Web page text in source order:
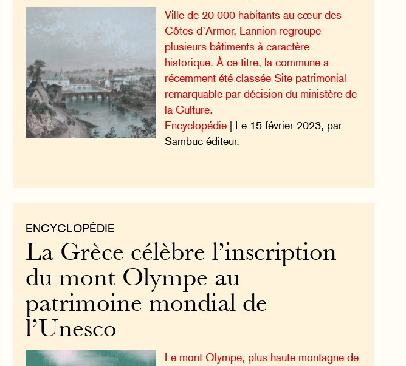
Ville de 20 000 habitants au cœur des
Côtes-d’Armor, Lannion regroupe
plusieurs bâtiments à caractère
historique. À ce titre, la commune a
récemment été classée Site patrimonial
remarquable par décision du ministère de
la Culture.
Encyclopédie| Le 15 février 2023, par
Sambuc éditeur.
ENCYCLOPÉDIE
La Grèce célèbre l’inscription
du mont Olympe au
patrimoine mondial de
l’Unesco
Le mont Olympe, plus haute montagne de